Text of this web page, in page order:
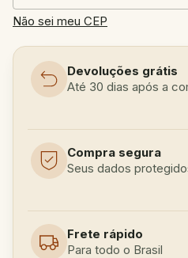
Não sei meu CEP
Devoluções grátis
Até 30 dias após a
Compra segura
Seus dados
Frete rápido
Para todo o Brasil